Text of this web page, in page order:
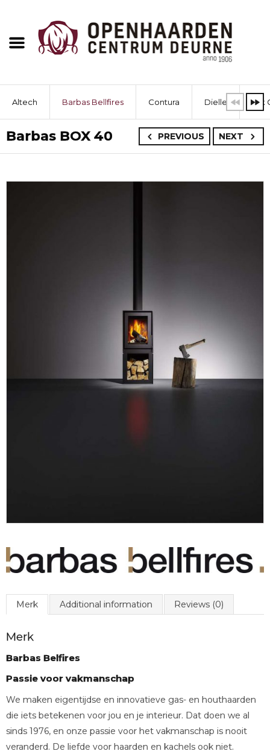
Altech Barbas Bellfires Contura Dielle Dik
PREVIOUS NEXT
Barbas BOX 40
Merk Additional information Reviews (0)
Merk
Barbas Belfires
Passie voor vakmanschap
We maken eigentijdse en innovatieve gas- en houthaarden
die iets betekenen voor jou en je interieur. Dat doen we al
sinds 1976, en onze passie voor het vakmanschap is nooit
veranderd. De liefde voor haarden en kachels ook niet.